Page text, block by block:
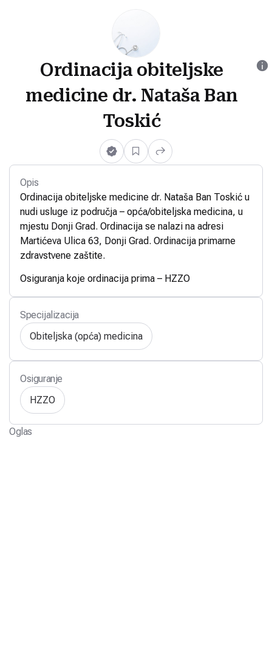
Ordinacija obiteljske
medicine dr. Nataša Ban
Toskić
Opis
Ordinacija obiteljske medicine dr. Nataša Ban Toskić u
nudi usluge iz područja – opća/obiteljska medicina, u
mjestu Donji Grad. Ordinacija se nalazi na adresi
Martićeva Ulica 63, Donji Grad. Ordinacija primarne
zdravstvene zaštite.
Osiguranja koje ordinacija prima – HZZO
Specijalizacija
Obiteljska (opća) medicina
Osiguranje
HZZO
Oglas